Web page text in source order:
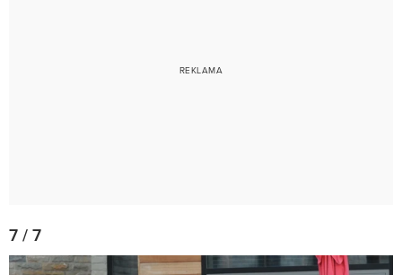
7 / 7